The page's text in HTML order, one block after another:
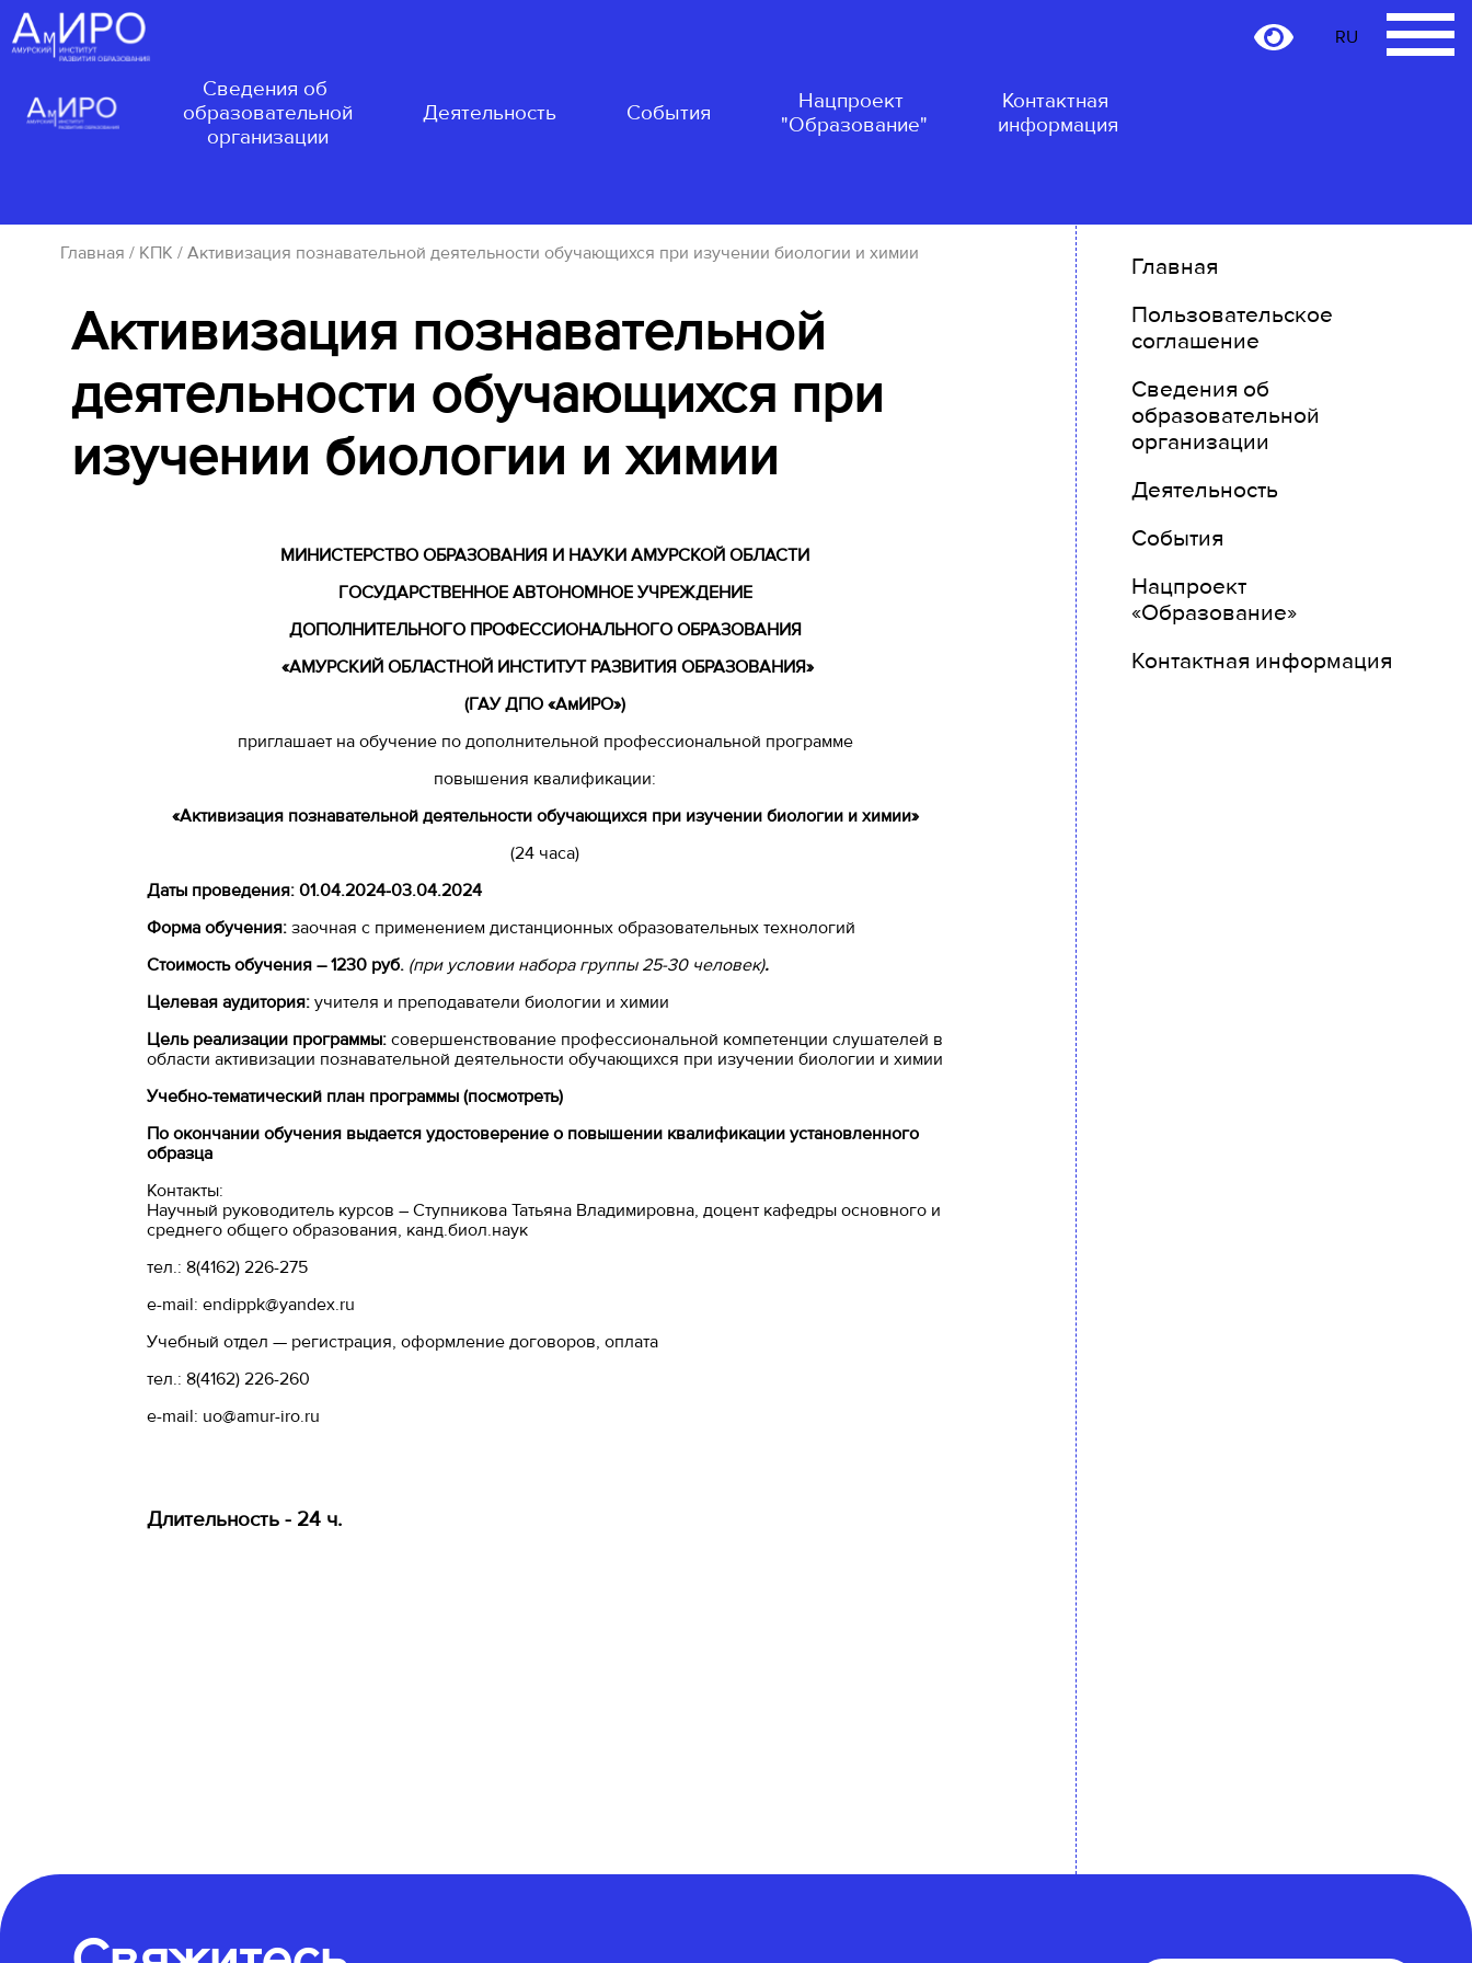
Сведения об
образовательной
организации
Деятельность События
Нацпроект
"Образование"
Контактная
информация
RU
Главная / КПК / Активизация познавательной деятельности обучающихся при изучении биологии и химии
Активизация познавательной
деятельности обучающихся при
изучении биологии и химии
МИНИСТЕРСТВО ОБРАЗОВАНИЯ И НАУКИ АМУРСКОЙ ОБЛАСТИ
ГОСУДАРСТВЕННОЕ АВТОНОМНОЕ УЧРЕЖДЕНИЕ
ДОПОЛНИТЕЛЬНОГО ПРОФЕССИОНАЛЬНОГО ОБРАЗОВАНИЯ
«АМУРСКИЙ ОБЛАСТНОЙ ИНСТИТУТ РАЗВИТИЯ ОБРАЗОВАНИЯ»
(ГАУ ДПО «АмИРО»)
приглашает на обучение по дополнительной профессиональной программе
повышения квалификации:
«Активизация познавательной деятельности обучающихся при изучении биологии и химии»
(24 часа)
Даты проведения: 01.04.2024-03.04.2024
Форма обучения: заочная с применением дистанционных образовательных технологий
Стоимость обучения – 1230 руб. (при условии набора группы 25-30 человек).
Целевая аудитория:учителя и преподаватели биологии и химии
Цель реализации программы:совершенствование профессиональной компетенции слушателей в
области активизации познавательной деятельности обучающихся при изучении биологии и химии
Учебно-тематический план программы (посмотреть)
По окончании обучения выдается удостоверение о повышении квалификации установленного
образца
Контакты:
Научный руководитель курсов – Ступникова Татьяна Владимировна, доцент кафедры основного и
среднего общего образования, канд.биол.наук
тел.: 8(4162) 226-275
e-mail: endippk@yandex.ru
Учебный отдел — регистрация, оформление договоров, оплата
тел.: 8(4162) 226-260
e-mail: uo@amur-iro.ru
Длительность - 24 ч.
Главная
Пользовательское
соглашение
Сведения об
образовательной
организации
Деятельность
События
Нацпроект
«Образование»
Контактная информация